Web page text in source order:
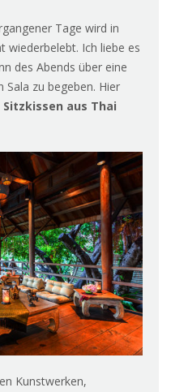
Tage wird in
wiederbelebt. Ich liebe es
des Abends über eine
zu begeben. Hier
Sitzkissen aus Thai
Kunstwerken,